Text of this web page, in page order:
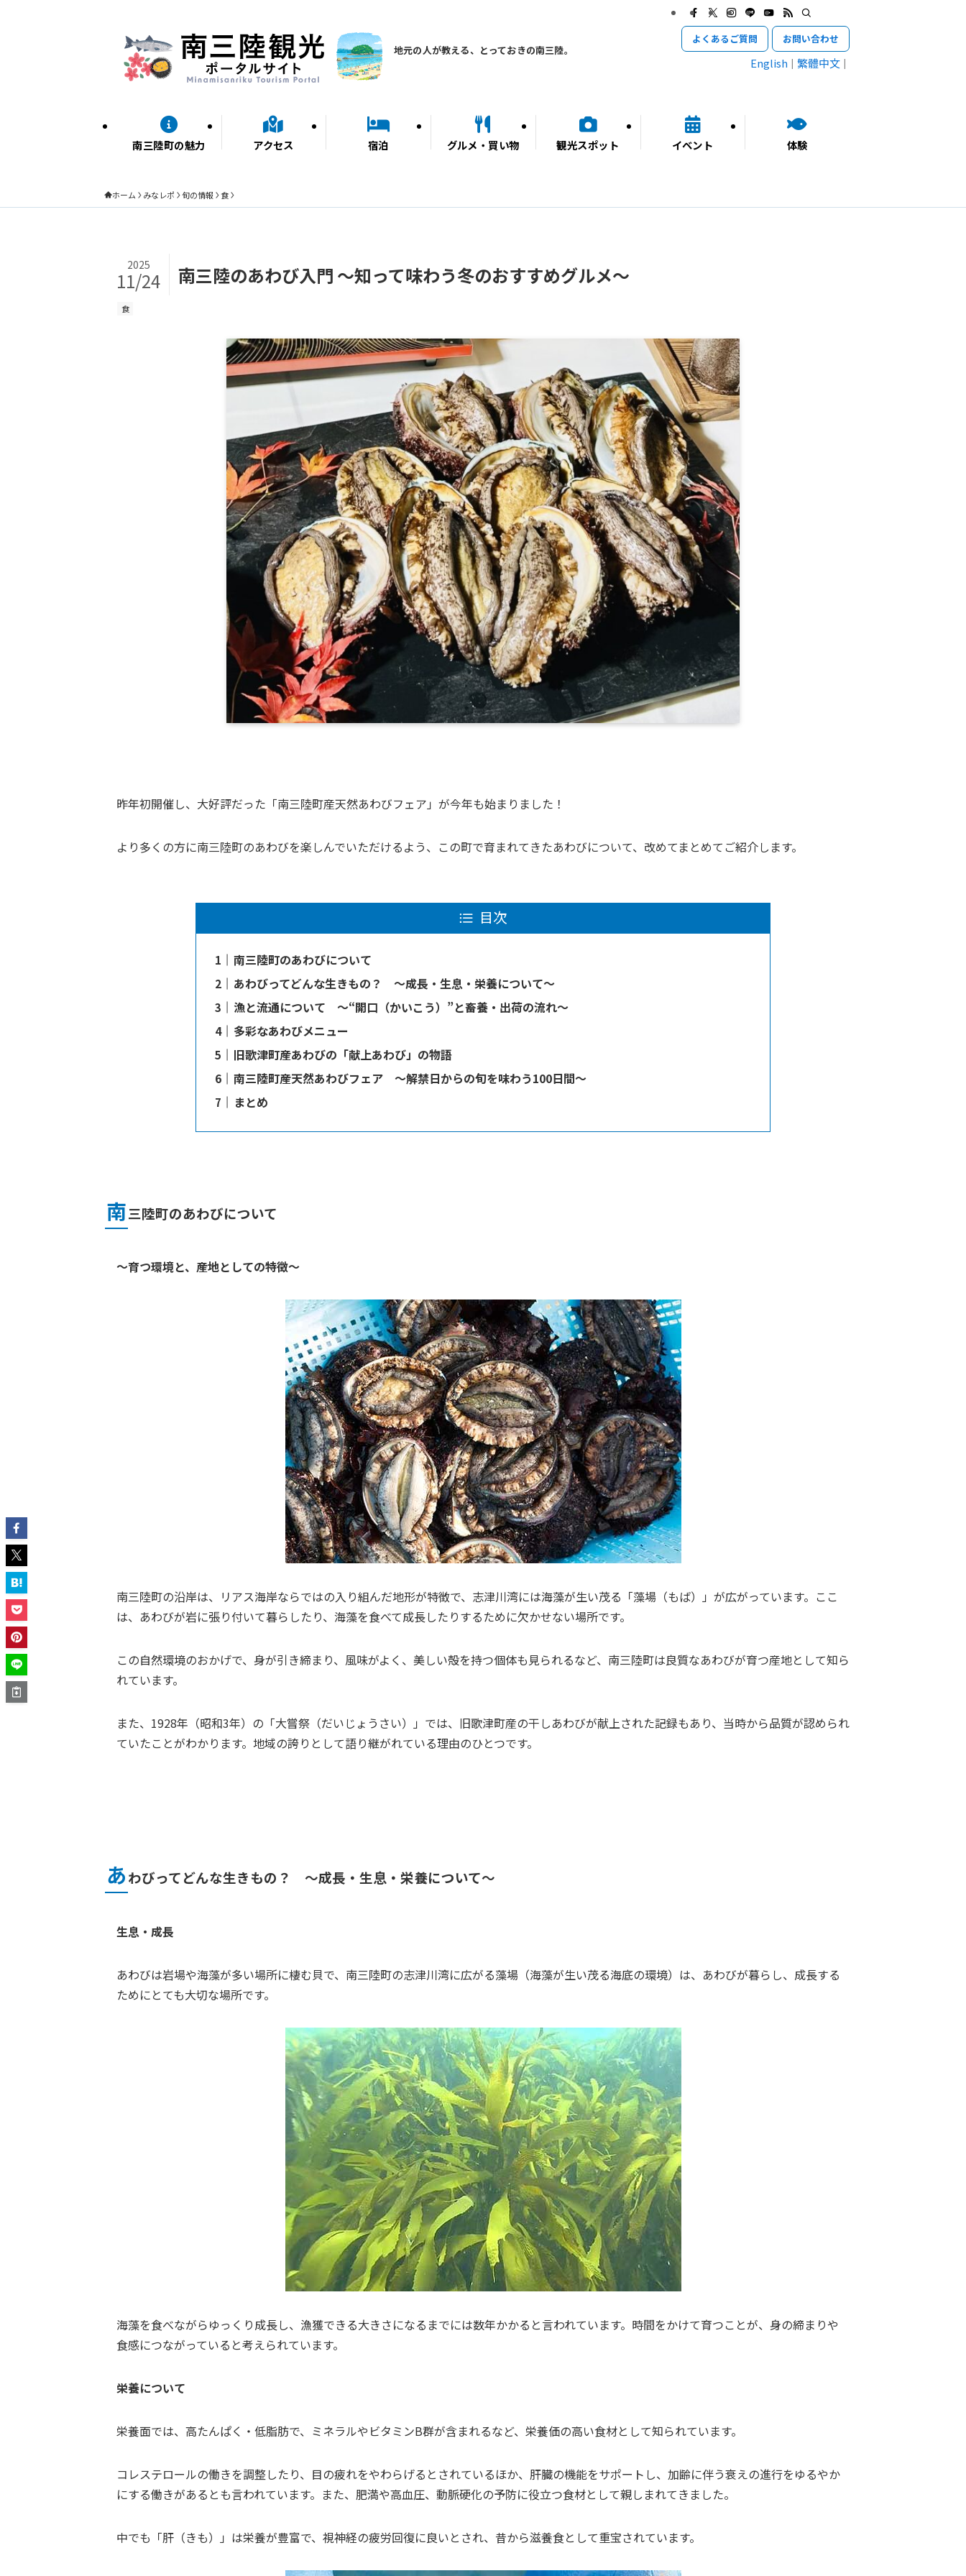
地元の人が教える、とっておきの南三陸。
南三陸町の魅力 アクセス 宿泊 グルメ・買い物 観光スポット イベント 体験
よくあるご質問 お問い合わせ
English 繁體中文
ホーム みなレポ 旬の情報 食
南三陸のあわび入門 ～知って味わう冬のおすすめグルメ～
2025
11/24
食
昨年初開催し、大好評だった「南三陸町産天然あわびフェア」が今年も始まりました！
より多くの方に南三陸町のあわびを楽しんでいただけるよう、この町で育まれてきたあわびについて、改めてまとめてご紹介します。
目次
南三陸町のあわびについて
あわびってどんな生きもの？ ～成長・生息・栄養について～
漁と流通について ～“開口（かいこう）”と畜養・出荷の流れ～
多彩なあわびメニュー
旧歌津町産あわびの「献上あわび」の物語
南三陸町産天然あわびフェア ～解禁日からの旬を味わう100日間～
まとめ
南三陸町のあわびについて
～育つ環境と、産地としての特徴～
南三陸町の沿岸は、リアス海岸ならではの入り組んだ地形が特徴で、志津川湾には海藻が生い茂る「藻場（もば）」が広がっています。ここ
は、あわびが岩に張り付いて暮らしたり、海藻を食べて成長したりするために欠かせない場所です。
この自然環境のおかげで、身が引き締まり、風味がよく、美しい殻を持つ個体も見られるなど、南三陸町は良質なあわびが育つ産地として知ら
れています。
また、1928年（昭和3年）の「大嘗祭（だいじょうさい）」では、旧歌津町産の干しあわびが献上された記録もあり、当時から品質が認められ
ていたことがわかります。地域の誇りとして語り継がれている理由のひとつです。
あわびってどんな生きもの？ ～成長・生息・栄養について～
生息・成長
あわびは岩場や海藻が多い場所に棲む貝で、南三陸町の志津川湾に広がる藻場（海藻が生い茂る海底の環境）は、あわびが暮らし、成長する
ためにとても大切な場所です。
海藻を食べながらゆっくり成長し、漁獲できる大きさになるまでには数年かかると言われています。時間をかけて育つことが、身の締まりや
食感につながっていると考えられています。
栄養について
栄養面では、高たんぱく・低脂肪で、ミネラルやビタミンB群が含まれるなど、栄養価の高い食材として知られています。
コレステロールの働きを調整したり、目の疲れをやわらげるとされているほか、肝臓の機能をサポートし、加齢に伴う衰えの進行をゆるやか
にする働きがあるとも言われています。また、肥満や高血圧、動脈硬化の予防に役立つ食材として親しまれてきました。
中でも「肝（きも）」は栄養が豊富で、視神経の疲労回復に良いとされ、昔から滋養食として重宝されています。